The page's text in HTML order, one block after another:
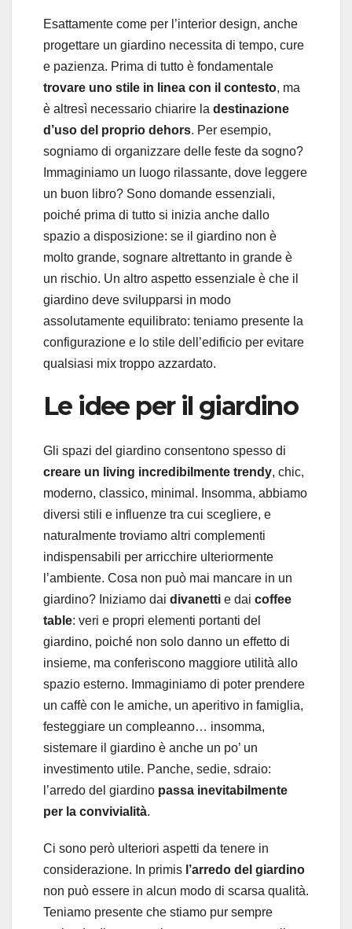
Esattamente come per l’interior design, anche
progettare un giardino necessita di tempo, cure
e pazienza. Prima di tutto è fondamentale
trovare uno stile in linea con il contesto, ma
è altresì necessario chiarire la destinazione
d’uso del proprio dehors. Per esempio,
sogniamo di organizzare delle feste da sogno?
Immaginiamo un luogo rilassante, dove leggere
un buon libro? Sono domande essenziali,
poiché prima di tutto si inizia anche dallo
spazio a disposizione: se il giardino non è
molto grande, sognare altrettanto in grande è
un rischio. Un altro aspetto essenziale è che il
giardino deve svilupparsi in modo
assolutamente equilibrato: teniamo presente la
configurazione e lo stile dell’edificio per evitare
qualsiasi mix troppo azzardato.
Le idee per il giardino
Gli spazi del giardino consentono spesso di
creare un living incredibilmente trendy, chic,
moderno, classico, minimal. Insomma, abbiamo
diversi stili e influenze tra cui scegliere, e
naturalmente troviamo altri complementi
indispensabili per arricchire ulteriormente
l’ambiente. Cosa non può mai mancare in un
giardino? Iniziamo dai divanetti e dai coffee
table: veri e propri elementi portanti del
giardino, poiché non solo danno un effetto di
insieme, ma conferiscono maggiore utilità allo
spazio esterno. Immaginiamo di poter prendere
un caffè con le amiche, un aperitivo in famiglia,
festeggiare un compleanno… insomma,
sistemare il giardino è anche un po’ un
investimento utile. Panche, sedie, sdraio:
l’arredo del giardino passa inevitabilmente
per la convivialità.
Ci sono però ulteriori aspetti da tenere in
considerazione. In primis l’arredo del giardino
non può essere in alcun modo di scarsa qualità.
Teniamo presente che stiamo pur sempre